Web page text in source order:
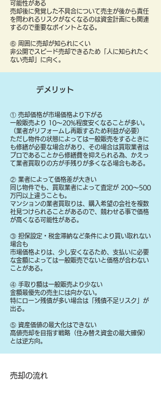
可能性がある
売却後に発覚した不具合について売主が後から責任
を問われるリスクがなくなるのは資金計画にも関連
するので重要なポイントとなる。
⑥ 周囲に売却が知られにくい
非公開でスピード売却できるため「人に知られたく
ない売却」に向く。
デメリット
① 売却価格が市場価格より下がる
一般販売より 10〜20%程度安くなることが多い。
（業者がリフォームし再販するため利益が必要）
ただし物件の状態によっては一般販売をするときに
も修繕が必要な場合があり、その場合は買取業者は
プロであることから修繕費を抑えられる為、かえっ
て業者買取りの方が手残りが多くなる場合もある。
② 業者によって価格差が大きい
同じ物件でも、買取業者によって査定が 200〜500
万円以上違うことも。
マンションの業者買取りは、購入希望の会社を複数
社見つけられることがあるので、競わせる事で価格
が高くなる可能性がある。
③ 担保設定・税金滞納など条件により買い取れない
場合も
​市場価格よりは、少し安くなるため、支払いに必要
な金額によっては一般販売でないと価格が合わない
ことがある。
④ 手取り額は一般販売より少ない
金額最優先の売主には向かない。
特にローン残債が多い場合は「残債不足リスク」が
出る。
⑤ 資産価値の最大化はできない
高値売却を目指す戦略（住み替え資金の最大確保）
とは逆方向。
​売却の流れ